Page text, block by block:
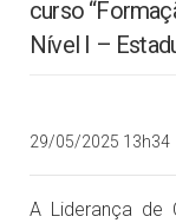
curso
Nível I –
29/05/2025 13h34
A Liderança de